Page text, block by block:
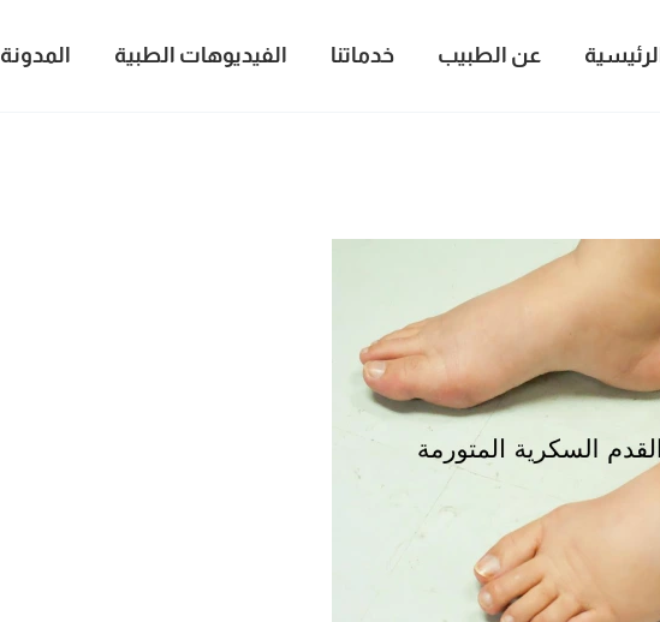
عن الطبيب خدماتنا الفيديوهات الطبية المدونة